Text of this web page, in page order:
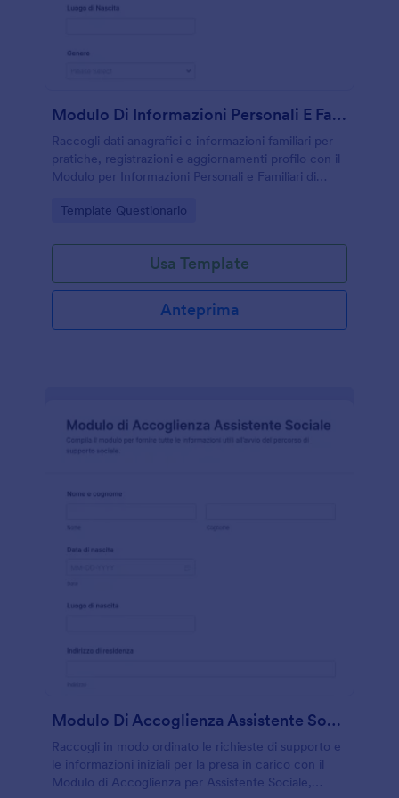
Modulo Di Informazioni Personali E Familiari Questionario
Raccogli dati anagrafici e informazioni familiari per
pratiche, registrazioni e aggiornamenti profilo con il
Modulo per Informazioni Personali e Familiari di
organizzazioni.
Go to Category:
Template Questionario
Usa Template
Anteprima
Modulo Di Accoglienza Assistente Sociale
Raccogli in modo ordinato le richieste di supporto e
le informazioni iniziali per la presa in carico con il
Modulo di Accoglienza per Assistente Sociale,